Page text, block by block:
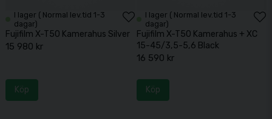
I lager ( Normal lev.tid 1-3
dagar)
Fujifilm X-T50 Kamerahus Silver
15 980 kr
Köp
I lager ( Normal lev.tid 1-3
dagar)
Fujifilm X-T50 Kamerahus + XC
15-45/3,5-5,6 Black
16 590 kr
Köp